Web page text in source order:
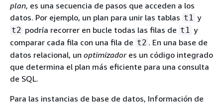
plan, es una secuencia de pasos que acceden a los
datos. Por ejemplo, un plan para unir las tablas t1 y
t2 podría recorrer en bucle todas las filas de t1 y
comparar cada fila con una fila de t2 . En una base de
datos relacional, un optimizadores un código integrado
que determina el plan más eficiente para una consulta
de SQL.
Para las instancias de base de datos, Información de